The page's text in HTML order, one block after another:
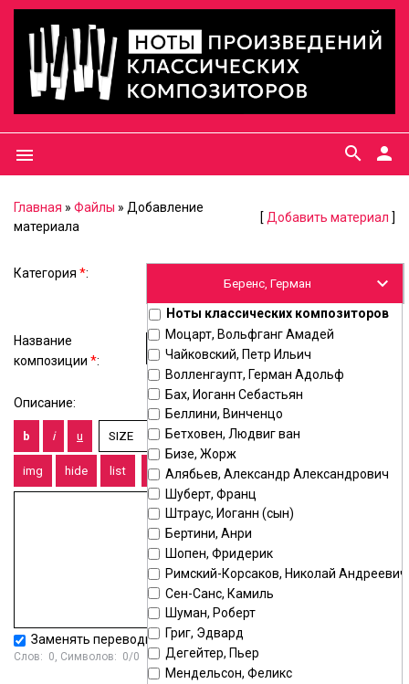
menu person
search
Главная » Файлы » Добавление
материала
[ Добавить материал ]
Категория *:
Ноты классических композиторов
Моцарт, Вольфганг Амадей
Чайковский, Петр Ильич
Волленгаупт, Герман Адольф
Бах, Иоганн Себастьян
Беллини, Винченцо
Бетховен, Людвиг ван
Бизе, Жорж
Алябьев, Александр Александрович
Шуберт, Франц
Штраус, Иоганн (сын)
Бертини, Анри
Шопен, Фридерик
Римский-Корсаков, Николай Андреевич
Сен-Санс, Камиль
Шуман, Роберт
Григ, Эдвард
Дегейтер, Пьер
Мендельсон, Феликс
Название
композиции *:
Описание:
Заменять переводы строк тегом<BR>
Слов: 0, Символов: 0/0